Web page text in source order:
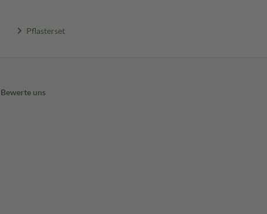
Pflasterset
Bewerte uns